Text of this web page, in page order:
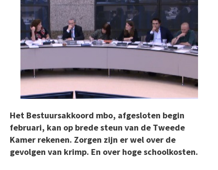
Het Bestuursakkoord mbo, afgesloten begin
februari, kan op brede steun van de Tweede
Kamer rekenen. Zorgen zijn er wel over de
gevolgen van krimp. En over hoge schoolkosten.